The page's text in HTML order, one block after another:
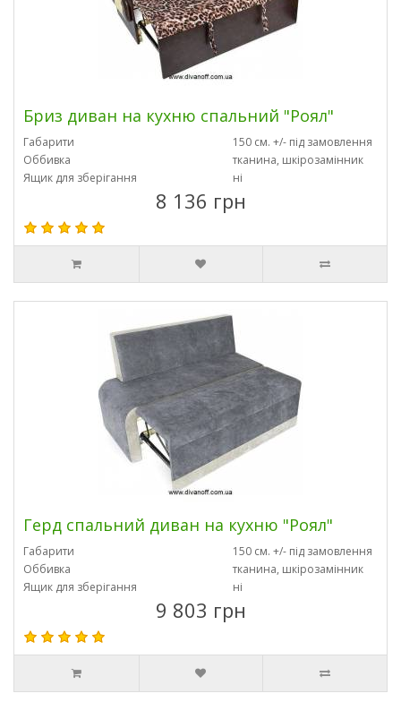
Бриз диван на кухню спальний "Роял"
Габарити
150 см. +/- під замовлення
Оббивка
тканина, шкірозамінник
Ящик для зберігання
ні
8 136 грн
Герд спальний диван на кухню "Роял"
Габарити
150 см. +/- під замовлення
Оббивка
тканина, шкірозамінник
Ящик для зберігання
ні
9 803 грн